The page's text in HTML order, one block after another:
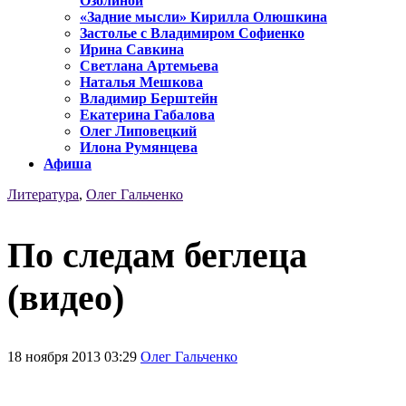
«Задние мысли» Кирилла Олюшкина
Застолье с Владимиром Софиенко
Ирина Савкина
Светлана Артемьева
Наталья Мешкова
Владимир Берштейн
Екатерина Габалова
Олег Липовецкий
Илона Румянцева
Афиша
Литература, Олег Гальченко
По следам беглеца
(видео)
18 ноября 2013 03:29 Олег Гальченко